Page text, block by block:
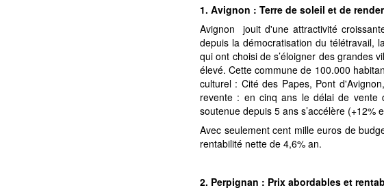
1. Avignon : Terre de soleil et de
Avignon jouit d'une attractivité
depuis la démocratisation du télétravail,
qui ont choisi de s’éloigner des grandes
élevé. Cette commune de 100.000
culturel : Cité des Papes, Pont
revente : en cinq ans le délai de vente
soutenue depuis 5 ans s’accélère (+12%
Avec seulement cent mille euros de
rentabilité nette de 4,6% an.
2. Perpignan : Prix abordables et